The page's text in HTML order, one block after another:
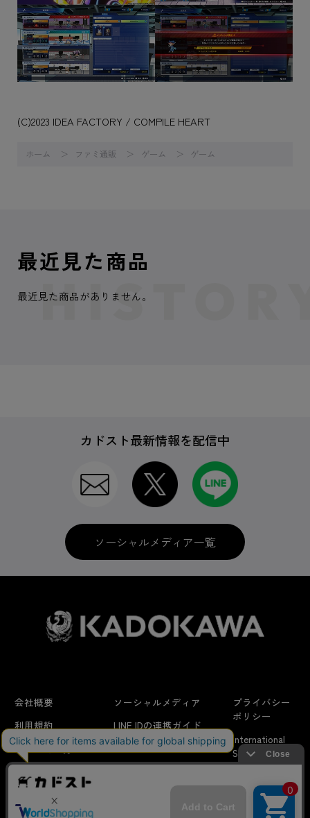
(C)2023 IDEA FACTORY / COMPILE HEART
ホーム ファミ通販 ゲーム ゲーム
最近見た商品
最近見た商品がありません。
カドスト最新情報を配信中
ソーシャルメディア一覧
会社概要
利用規約
はじめての方へ
ソーシャルメディア
LINE IDの連携ガイド
FAQ
プライバシー
ポリシー
International
Shipping
リクエスト
当サイトでは利用体験の向上およびコンテンツの最適な提供、ト
ラフィックの分析を目的としてCookieを使用しています。
サイトの閲覧を継続された場合、Cookieの利用に同意したことも